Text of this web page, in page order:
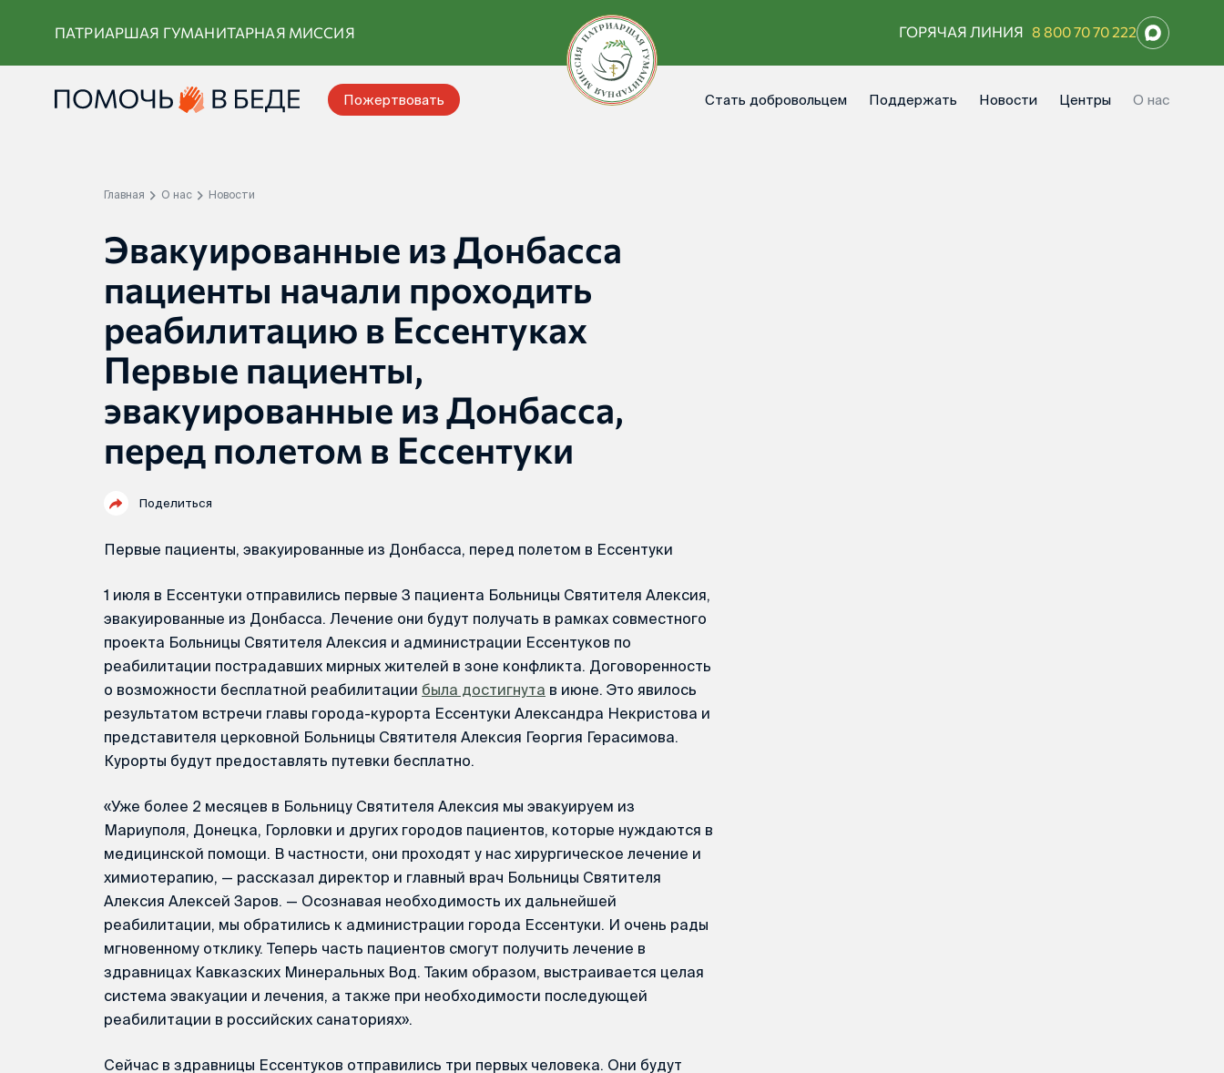
ПАТРИАРШАЯ ГУМАНИТАРНАЯ МИССИЯ ГОРЯЧАЯ ЛИНИЯ 8 800 70 70 222
Пожертвовать Стать добровольцем Поддержать Новости Центры О нас
Главная О нас Новости
Эвакуированные из Донбасса
пациенты начали проходить
реабилитацию в Ессентуках
Первые пациенты,
эвакуированные из Донбасса,
перед полетом в Ессентуки
Поделиться
Первые пациенты, эвакуированные из Донбасса, перед полетом в Ессентуки
1 июля в Ессентуки отправились первые 3 пациента Больницы Святителя Алексия,
эвакуированные из Донбасса. Лечение они будут получать в рамках совместного
проекта Больницы Святителя Алексия и администрации Ессентуков по
реабилитации пострадавших мирных жителей в зоне конфликта. Договоренность
о возможности бесплатной реабилитации была достигнута в июне. Это явилось
результатом встречи главы города-курорта Ессентуки Александра Некристова и
представителя церковной Больницы Святителя Алексия Георгия Герасимова.
Курорты будут предоставлять путевки бесплатно.
«Уже более 2 месяцев в Больницу Святителя Алексия мы эвакуируем из
Мариуполя, Донецка, Горловки и других городов пациентов, которые нуждаются в
медицинской помощи. В частности, они проходят у нас хирургическое лечение и
химиотерапию, — рассказал директор и главный врач Больницы Святителя
Алексия Алексей Заров. — Осознавая необходимость их дальнейшей
реабилитации, мы обратились к администрации города Ессентуки. И очень рады
мгновенному отклику. Теперь часть пациентов смогут получить лечение в
здравницах Кавказских Минеральных Вод. Таким образом, выстраивается целая
система эвакуации и лечения, а также при необходимости последующей
реабилитации в российских санаториях».
Сейчас в здравницы Ессентуков отправились три первых человека. Они будут